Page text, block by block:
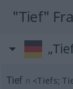
"Tief"
Tief n <Tiefs;